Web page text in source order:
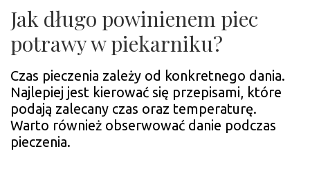
Jak długo powinienem piec
potrawy w piekarniku?
Czas pieczenia zależy od konkretnego dania.
Najlepiej jest kierować się przepisami, które
podają zalecany czas oraz temperaturę.
Warto również obserwować danie podczas
pieczenia.